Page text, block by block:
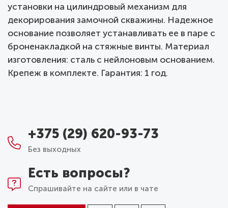
установки на цилиндровый механизм для
декорирования замочной скважины. Надежное
основание позволяет устанавливать ее в паре с
броненакладкой на стяжные винты. Материал
изготовления: сталь с нейлоновым основанием.
Крепеж в комплекте. Гарантия: 1 год.
+375 (29) 620-93-73
Без выходных
Есть вопросы?
Спрашивайте на сайте или в чате